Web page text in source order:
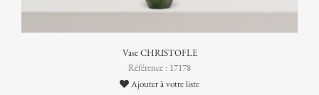
Vase CHRISTOFLE
Référence : 17178
Ajouter à votre liste